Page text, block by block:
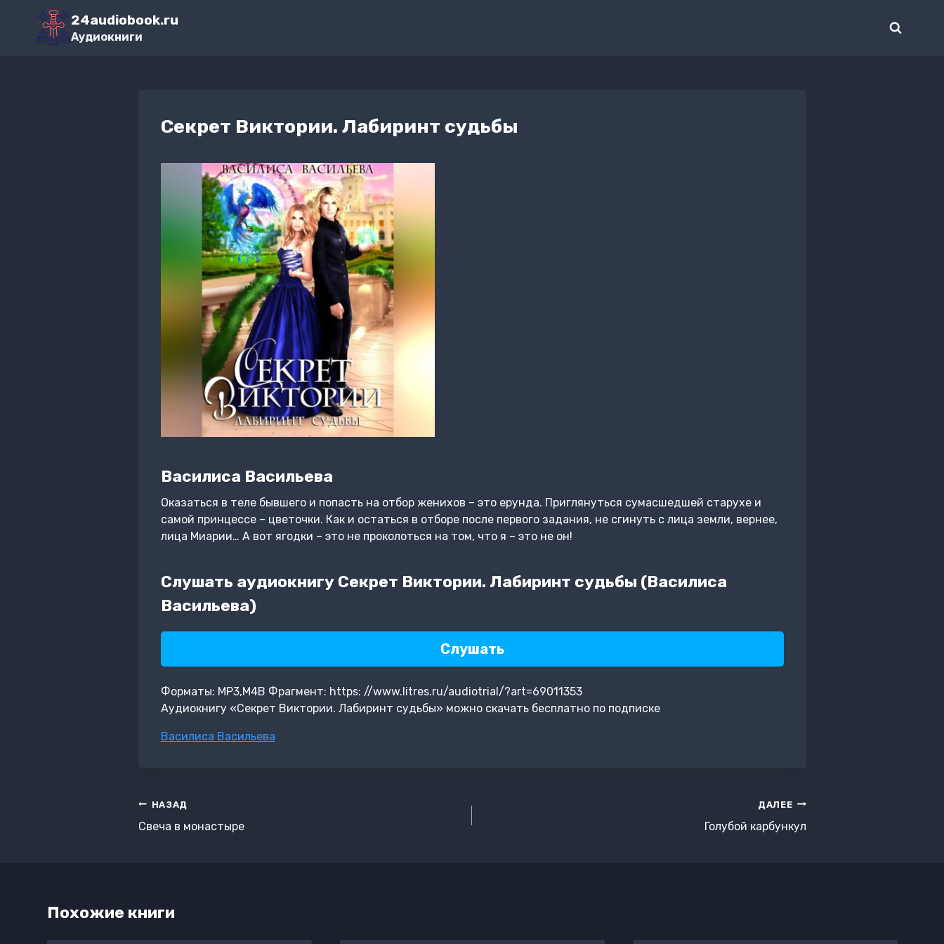
Перейти
содержимому
24audiobook.ru
Аудиокниги
Секрет Виктории. Лабиринт судьбы
Василиса Васильева
Оказаться в теле бывшего и попасть на отбор женихов – это ерунда. Приглянуться сумасшедшей старухе и
самой принцессе – цветочки. Как и остаться в отборе после первого задания, не сгинуть с лица земли, вернее,
лица Миарии… А вот ягодки – это не проколоться на том, что я – это не он!
Слушать аудиокнигу Секрет Виктории. Лабиринт судьбы (Василиса
Васильева)
Слушать
Форматы: MP3,M4B Фрагмент: https: //www.litres.ru/audiotrial/?art=69011353
Аудиокнигу «Секрет Виктории. Лабиринт судьбы» можно скачать бесплатно по подписке
Метки
Василиса Васильева
Навигация
по
НАЗАД
Свеча в монастыре
ДАЛЕЕ
Голубой карбункул
Похожие книги